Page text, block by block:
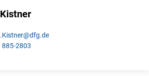
Kistner@dfg.de
885-2803